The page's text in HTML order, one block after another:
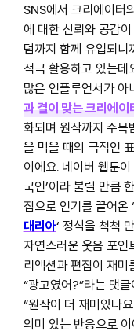
SNS에서 크리에이터
에 대한 신뢰와 공감
덤까지 함께 유입되니
적극 활용하고 있는데
많은 인플루언서가 아
과 결이 맞는 크리에
화되며 원작까지 주목
을 먹을 때의 극적인
이에요. 네이버 웹툰
국인’이라 불릴 만큼
집으로 인기를 끌어온 ‘
대리아‘ 정식을 척척
자연스러운 웃음 포인
리액션과 편집이 재
“광고였어?”라는 댓
“원작이 더 재미있나
의미 있는 반응으로